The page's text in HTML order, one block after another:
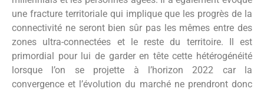
une fracture territoriale qui implique que les progrès de la
connectivité ne seront bien sûr pas les mêmes entre des
zones ultra-connectées et le reste du territoire. Il est
primordial pour lui de garder en tête cette hétérogénéité
lorsque l’on se projette à l’horizon 2022 car la
convergence et l’évolution du marché ne prendront donc